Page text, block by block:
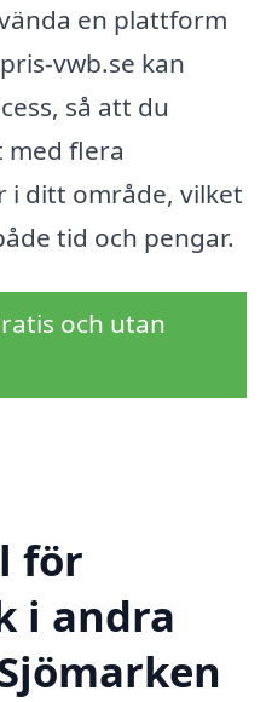
en plattform
vwb.se kan
så att du
med flera
i ditt område, vilket
tid och pengar.
och utan
för
i andra